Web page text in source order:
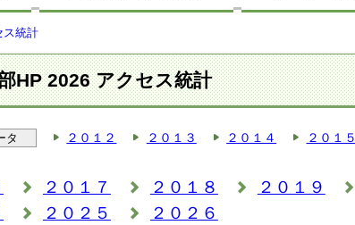
ス統計
HP 2026 アクセス統計
タ ２０１２ ２０１３ ２０１４ ２０１５
２０１７ ２０１８ ２０１９
２０２５ ２０２６